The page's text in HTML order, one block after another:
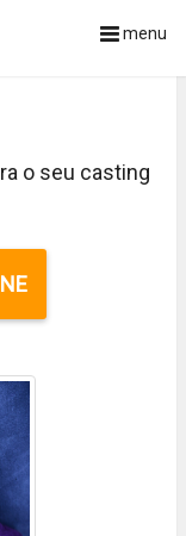
menu
o seu casting